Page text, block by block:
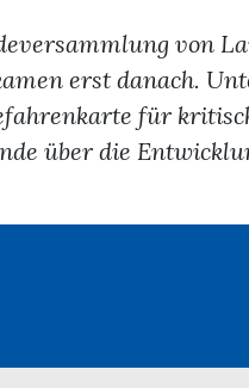
von
erst danach.
für
über die